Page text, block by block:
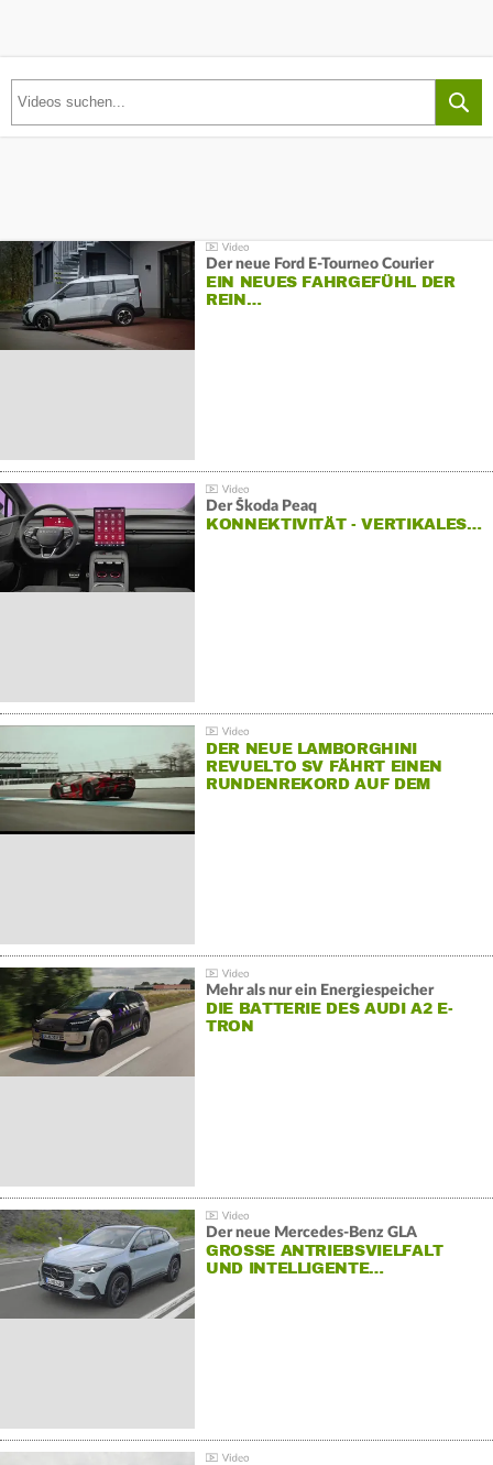
Der neue Ford E-Tourneo Courier
EIN NEUES FAHRGEFÜHL DER
REIN…
Der Škoda Peaq
KONNEKTIVITÄT - VERTIKALES…
DER NEUE LAMBORGHINI
REVUELTO SV FÄHRT EINEN
RUNDENREKORD AUF DEM
Mehr als nur ein Energiespeicher
DIE BATTERIE DES AUDI A2 E-
TRON
Der neue Mercedes-Benz GLA
GROSSE ANTRIEBSVIELFALT U
ND INTELLIGENTE…